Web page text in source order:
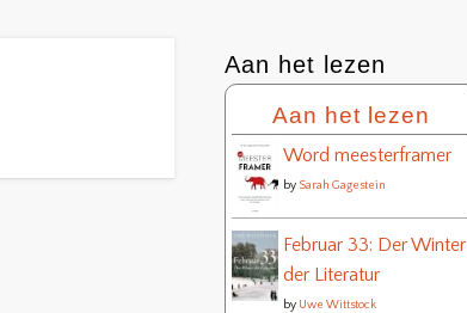
Aan het lezen
Aan het lezen
Word meesterframer
by Sarah Gagestein
Februar 33: Der Winter
der Literatur
by Uwe Wittstock